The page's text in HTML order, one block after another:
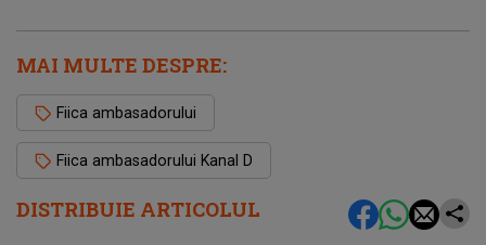
DISTRIBUIE ARTICOLUL
MAI MULTE DESPRE:
Fiica ambasadorului
Fiica ambasadorului Kanal D